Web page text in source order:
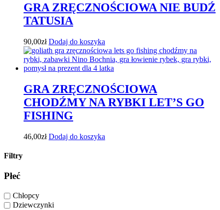
GRA ZRĘCZNOŚCIOWA NIE BUDŹ
TATUSIA
90,00zł Dodaj do koszyka
GRA ZRĘCZNOŚCIOWA
CHODŹMY NA RYBKI LET’S GO
FISHING
46,00zł Dodaj do koszyka
Filtry
Płeć
Chłopcy
Dziewczynki